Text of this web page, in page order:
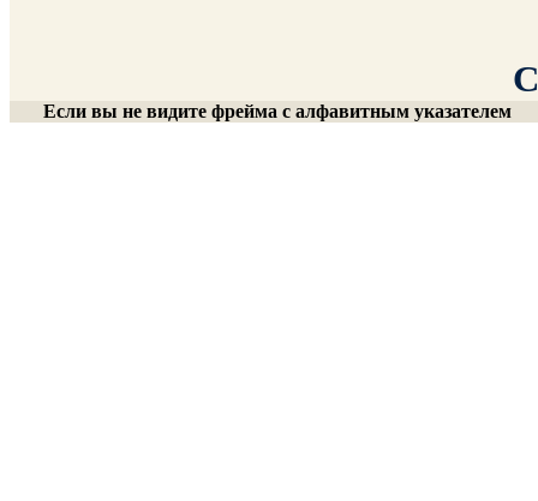
Если вы не видите фрейма с алфавитным указателем